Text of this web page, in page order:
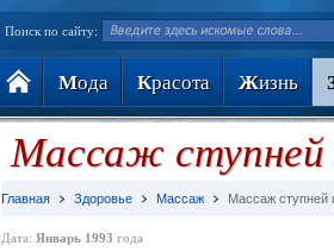
Поиск по сайту:
Мода Красота Жизнь
Массаж ступней
Главная Здоровье Массаж Массаж ступней
Дата: Январь 1993 года